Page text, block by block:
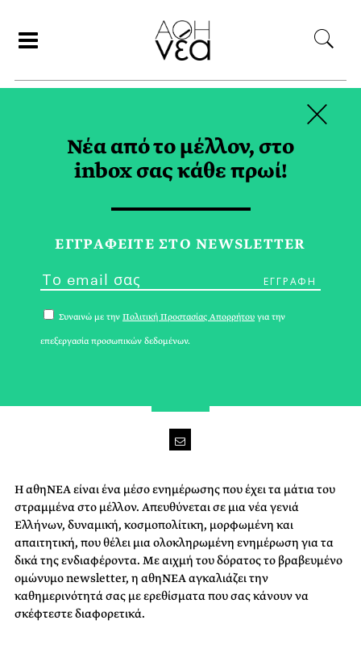
ΑΘΗΝΕΑ
Η αθηΝΕΑ είναι ένα μέσο ενημέρωσης που έχει τα μάτια του
στραμμένα στο μέλλον. Απευθύνεται σε μια νέα γενιά
Ελλήνων, δυναμική, κοσμοπολίτικη, μορφωμένη και
απαιτητική, που θέλει μια ολοκληρωμένη ενημέρωση για τα
δικά της ενδιαφέροντα. Με αιχμή του δόρατος το βραβευμένο
ομώνυμο newsletter, η αθηΝΕΑ αγκαλιάζει την
καθημερινότητά σας με ερεθίσματα που σας κάνουν να
σκέφτεστε διαφορετικά.
Νέα από το μέλλον, στο
inbox σας κάθε πρωί!
ΕΓΓPΑΦΕΙΤΕ ΣΤΟ NEWSLETTER
Συναινώ με την Πολιτική Προστασίας Απορρήτου για την
επεξεργασία προσωπικών δεδομένων.
×